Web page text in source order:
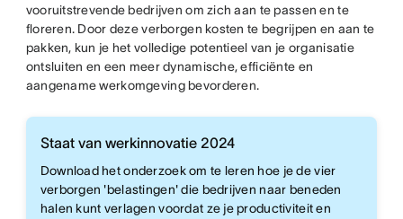
vooruitstrevende bedrijven om zich aan te passen en te
floreren. Door deze verborgen kosten te begrijpen en aan te
pakken, kun je het volledige potentieel van je organisatie
ontsluiten en een meer dynamische, efficiënte en
aangename werkomgeving bevorderen.
Staat van werkinnovatie 2024
Download het onderzoek om te leren hoe je de vier
verborgen 'belastingen' die bedrijven naar beneden
halen kunt verlagen voordat ze je productiviteit en